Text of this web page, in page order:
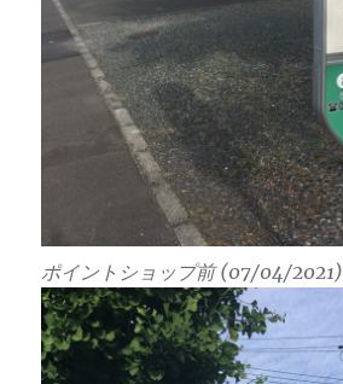
ポイントショップ前 (07/04/2021)